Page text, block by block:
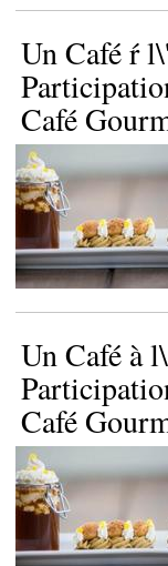
Un Café ŕ
Café
Un Café à
Café